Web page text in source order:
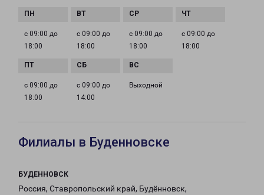
с 09:00 до
18:00
с 09:00 до
18:00
с 09:00 до
18:00
с 09:00 до
18:00
с 09:00 до
18:00
с 09:00 до
14:00
Выходной
Филиалы в Буденновске
БУДЕННОВСК
Россия, Ставропольский край, Будённовск,